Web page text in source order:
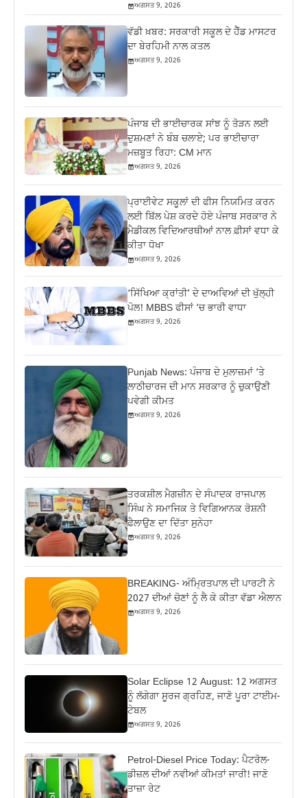
ਅਗਸਤ 9, 2026
ਵੱਡੀ ਖ਼ਬਰ: ਸਰਕਾਰੀ ਸਕੂਲ ਦੇ ਹੈੱਡ ਮਾਸਟਰ
ਦਾ ਬੇਰਹਿਮੀ ਨਾਲ ਕਤਲ
ਅਗਸਤ 9, 2026
ਪੰਜਾਬ ਦੀ ਭਾਈਚਾਰਕ ਸਾਂਝ ਨੂੰ ਤੋੜਨ ਲਈ
ਦੁਸ਼ਮਣਾਂ ਨੇ ਬੰਬ ਚਲਾਏ; ਪਰ ਭਾਈਚਾਰਾ
ਮਜ਼ਬੂਤ ਰਿਹਾ: CM ਮਾਨ
ਅਗਸਤ 9, 2026
ਪ੍ਰਾਈਵੇਟ ਸਕੂਲਾਂ ਦੀ ਫੀਸ ਨਿਯਮਿਤ ਕਰਨ
ਲਈ ਬਿੱਲ ਪੇਸ਼ ਕਰਦੇ ਹੋਏ ਪੰਜਾਬ ਸਰਕਾਰ ਨੇ
ਮੈਡੀਕਲ ਵਿਦਿਆਰਥੀਆਂ ਨਾਲ ਫ਼ੀਸਾਂ ਵਧਾ ਕੇ
ਕੀਤਾ ਧੋਖਾ
ਅਗਸਤ 9, 2026
‘ਸਿੱਖਿਆ ਕ੍ਰਾਂਤੀ’ ਦੇ ਦਾਅਵਿਆਂ ਦੀ ਖੁੱਲ੍ਹੀ
ਪੋਲ! MBBS ਫੀਸਾਂ ‘ਚ ਭਾਰੀ ਵਾਧਾ
ਅਗਸਤ 9, 2026
Punjab News: ਪੰਜਾਬ ਦੇ ਮੁਲਾਜ਼ਮਾਂ ‘ਤੇ
ਲਾਠੀਚਾਰਜ ਦੀ ਮਾਨ ਸਰਕਾਰ ਨੂੰ ਚੁਕਾਉਣੀ
ਪਵੇਗੀ ਕੀਮਤ
ਅਗਸਤ 9, 2026
ਤਰਕਸ਼ੀਲ ਮੈਗਜ਼ੀਨ ਦੇ ਸੰਪਾਦਕ ਰਾਜਪਾਲ
ਸਿੰਘ ਨੇ ਸਮਾਜਿਕ ਤੇ ਵਿਗਿਆਨਕ ਰੋਸ਼ਨੀ
ਫ਼ੈਲਾਉਣ ਦਾ ਦਿੱਤਾ ਸੁਨੇਹਾ
ਅਗਸਤ 9, 2026
BREAKING- ਅੰਮ੍ਰਿਤਪਾਲ ਦੀ ਪਾਰਟੀ ਨੇ
2027 ਦੀਆਂ ਚੋਣਾਂ ਨੂੰ ਲੈ ਕੇ ਕੀਤਾ ਵੱਡਾ ਐਲਾਨ
ਅਗਸਤ 9, 2026
Solar Eclipse 12 August: 12 ਅਗਸਤ
ਨੂੰ ਲੱਗੇਗਾ ਸੂਰਜ ਗ੍ਰਹਿਣ, ਜਾਣੋ ਪੂਰਾ ਟਾਈਮ-
ਟੇਬਲ
ਅਗਸਤ 9, 2026
Petrol-Diesel Price Today: ਪੈਟਰੋਲ-
ਡੀਜ਼ਲ ਦੀਆਂ ਨਵੀਆਂ ਕੀਮਤਾਂ ਜਾਰੀ! ਜਾਣੋ
ਤਾਜ਼ਾ ਰੇਟ